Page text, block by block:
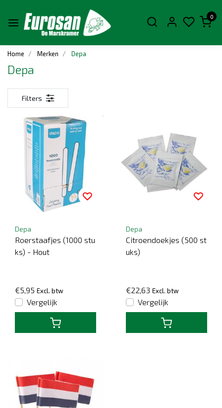
0
Home Merken Depa
Depa
Filters
Depa
Roerstaafjes (1000 stu
ks) - Hout
€5,95 Excl. btw
Vergelijk
Depa
Citroendoekjes (500 st
uks)
€22,63 Excl. btw
Vergelijk